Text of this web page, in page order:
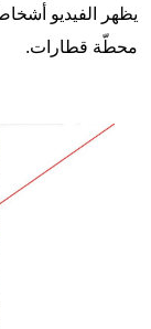
يظهر الفيديو
محطّة قطارات.
Image